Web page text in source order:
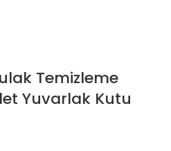
Temizleme
Yuvarlak Kutu